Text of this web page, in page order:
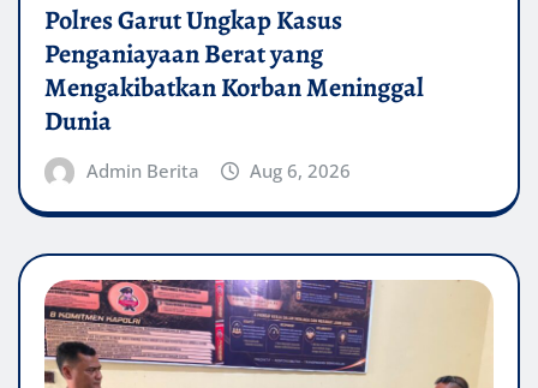
Polres Garut Ungkap Kasus
Penganiayaan Berat yang
Mengakibatkan Korban Meninggal
Dunia
Admin Berita Aug 6, 2026